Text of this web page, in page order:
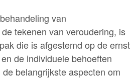
van
tekenen van veroudering, is
die is afgestemd op de ernst
de individuele behoeften
belangrijkste aspecten om